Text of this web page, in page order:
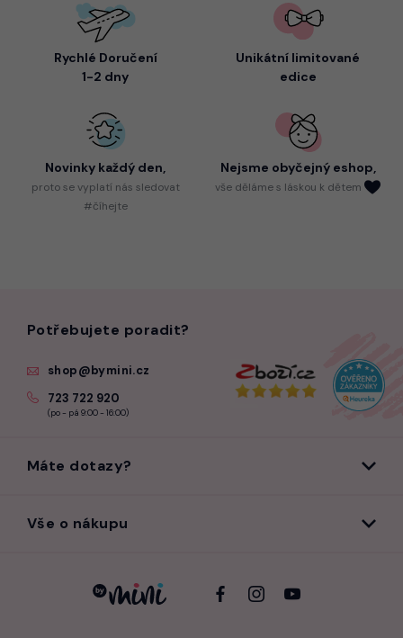
Rychlé Doručení
1-2 dny
Unikátní limitované
edice
Novinky každý den,
protose vyplatí nás sledovat
#číhejte
Nejsme obyčejný eshop,
vše děláme s láskou k dětem
Potřebujete poradit?
shop@bymini.cz
723 722 920
(po - pá 9:00 - 16:00)
Máte dotazy?
Vše o nákupu